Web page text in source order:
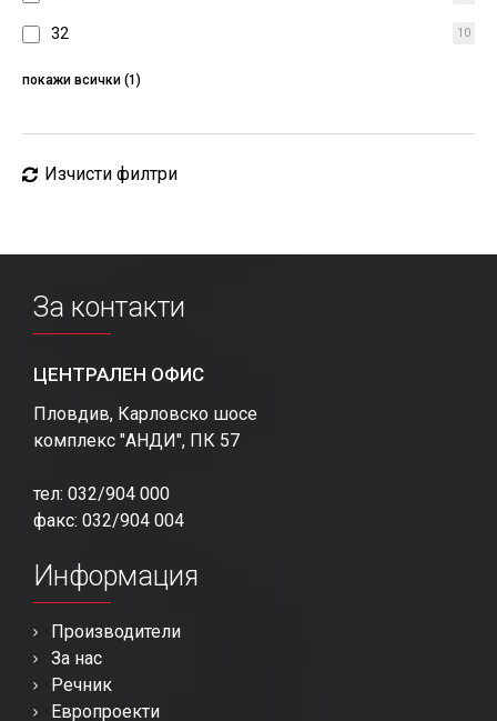
32 10
64
покажи всички (1)
Изчисти филтри
За контакти
ЦЕНТРАЛЕН ОФИС
Пловдив, Карловско шосе
комплекс "АНДИ", ПК 57
тел: 032/904 000
факс: 032/904 004
Информация
Производители
За нас
Речник
Европроекти